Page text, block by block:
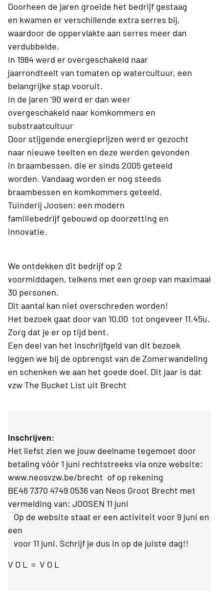
Doorheen de jaren groeide het bedrijf gestaag
en kwamen er verschillende extra serres bij,
waardoor de oppervlakte aan serres meer dan
verdubbelde.
In 1984 werd er overgeschakeld naar
jaarrondteelt van tomaten op watercultuur, een
belangrijke stap vooruit.
In de jaren ’90 werd er dan weer
overgeschakeld naar komkommers en
substraatcultuur
Door stijgende energieprijzen werd er gezocht
naar nieuwe teelten en deze werden gevonden
in braambessen, die er sinds 2005 geteeld
worden. Vandaag worden er nog steeds
braambessen en komkommers geteeld.
Tuinderij Joosen: een modern
familiebedrijf gebouwd op doorzetting en
innovatie.
We ontdekken dit bedrijf op 2
voormiddagen, telkens met een groep van maximaal
30 personen.
Dit aantal kan niet overschreden worden!
Het bezoek gaat door van 10.00 tot ongeveer 11.45u.
Zorg dat je er op tijd bent.
Een deel van het inschrijfgeld van dit bezoek
leggen we bij de opbrengst van de Zomerwandeling
en schenken we aan het goede doel. Dit jaar is dat
vzw The Bucket List uit Brecht
Inschrijven:
Het liefst zien we jouw deelname tegemoet door
betaling vóór 1 juni rechtstreeks via onze website:
www.neosvzw.be/brecht of op rekening
BE46 7370 4749 0536 van Neos Groot Brecht met
vermelding van: JOOSEN 11 juni
Op de website staat er een activiteit voor 9 juni en
een
voor 11 juni. Schrijf je dus in op de juiste dag!!
V O L = V O L